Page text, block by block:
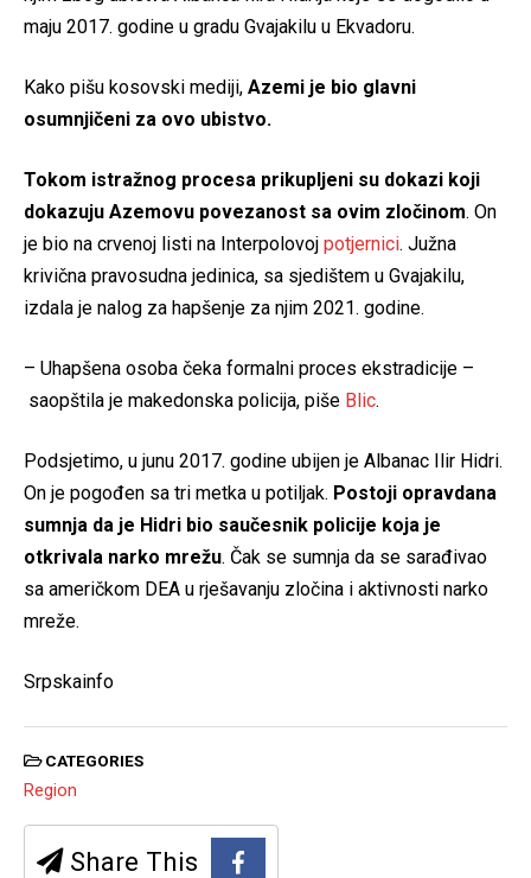
maju 2017. godine u gradu Gvajakilu u Ekvadoru.
Kako pišu kosovski mediji, Azemi je bio glavni
osumnjičeni za ovo ubistvo.
Tokom istražnog procesa prikupljeni su dokazi koji
dokazuju Azemovu povezanost sa ovim zločinom. On
je bio na crvenoj listi na Interpolovoj potjernici. Južna
krivična pravosudna jedinica, sa sjedištem u Gvajakilu,
izdala je nalog za hapšenje za njim 2021. godine.
– Uhapšena osoba čeka formalni proces ekstradicije –
saopštila je makedonska policija, piše Blic.
Podsjetimo, u junu 2017. godine ubijen je Albanac Ilir Hidri.
On je pogođen sa tri metka u potiljak. Postoji opravdana
sumnja da je Hidri bio saučesnik policije koja je
otkrivala narko mrežu. Čak se sumnja da se sarađivao
sa američkom DEA u rješavanju zločina i aktivnosti narko
mreže.
Srpskainfo
CATEGORIES
Region
Share This